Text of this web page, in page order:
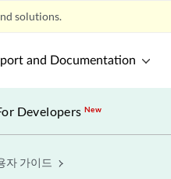
solutions.
and Documentation
DevelopersNew
자 가이드